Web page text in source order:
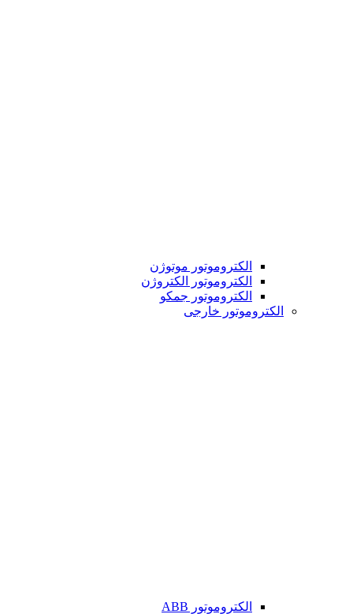
الکتروموتور موتوژن
الکتروموتور الکتروژن
الکتروموتور جمکو
الکتروموتور خارجی
الکتروموتور ABB